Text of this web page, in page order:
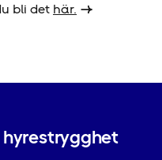
bli det här.